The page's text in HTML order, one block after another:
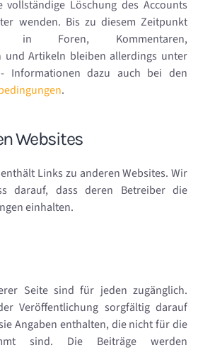
Löschung des Accounts
wenden. Bis zu diesem Zeitpunkt
in Foren, Kommentaren,
und Artikeln bleiben allerdings unter
Informationen dazu auch bei den
.
Websites
Links zu anderen Websites. Wir
darauf, dass deren Betreiber die
einhalten.
Seite sind für jeden zugänglich.
Veröffentlichung sorgfältig darauf
Angaben enthalten, die nicht für die
sind. Die Beiträge werden